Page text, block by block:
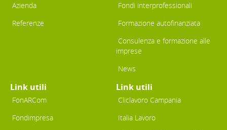
Azienda
Referenze
Fondi interprofessionali
Formazione autofinanziata
Consulenza e formazione alle
imprese
News
Link utili
FonARCom
Fondimpresa
Link utili
Cliclavoro Campania
Italia Lavoro